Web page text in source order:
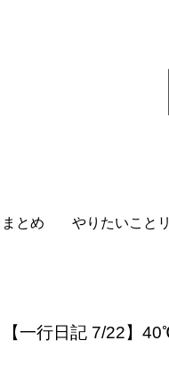
とめ やりたいこと
【一行日記 7/22】